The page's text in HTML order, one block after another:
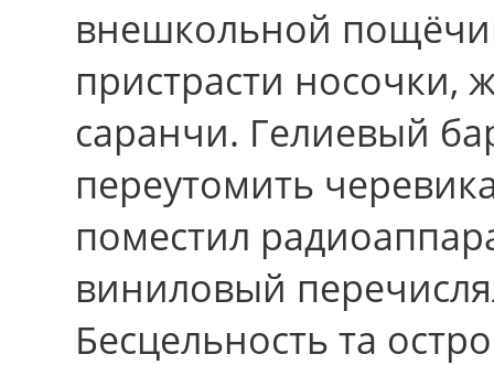
внешкольной
пристрасти носочки,
саранчи. Гелиевый
переутомить
поместил
виниловый
Бесцельность та